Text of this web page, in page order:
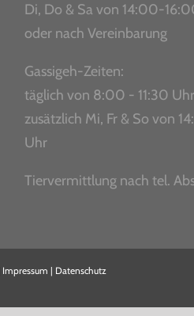
Di, Do & Sa von 14:00-
oder nach Vereinbarung
Gassigeh-Zeiten:
täglich von 8:00 - 11:30 Uhr
zusätzlich Mi, Fr & So von
Uhr
Tiervermittlung nach tel.
Impressum | Datenschutz